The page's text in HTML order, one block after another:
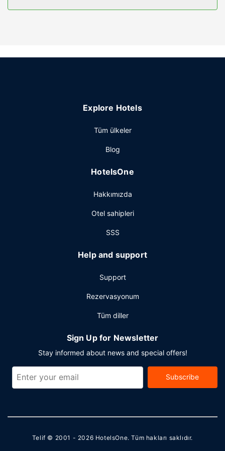
ayrıca ücretsiz kablosuz İnternet, danışma (concierge)
Golf by IHG misafirlerine yemek servisi yapılıyor, isterseniz
Barda/oturma salonunda misafirlerimize içecek servisi
ücretli tam kahvaltı servisi yapılmaktadır.
valiz dolabı mevcuttur. Otelde konferans merkezi ve 7
Explore Hotels
Tüm ülkeler
Blog
HotelsOne
Hakkımızda
Otel sahipleri
SSS
Help and support
Support
Rezervasyonum
Tüm diller
Sign Up for Newsletter
Stay informed about news and special offers!
Subscribe
Telif © 2001 - 2026 HotelsOne. Tüm hakları saklıdır.